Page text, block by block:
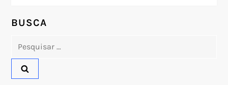
o
s
t
BUSCA
Pesquisar